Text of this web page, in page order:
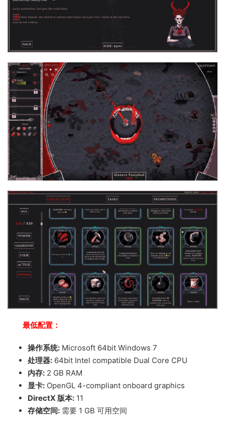
最低配置：
操作系统: Microsoft 64bit Windows 7
处理器: 64bit Intel compatible Dual Core CPU
内存: 2 GB RAM
显卡: OpenGL 4-compliant onboard graphics
DirectX 版本: 11
存储空间: 需要 1 GB 可用空间